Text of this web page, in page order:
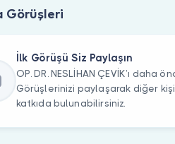
Görüşleri
İlk Görüşü Siz Paylaşın
OP. DR. NESLİHAN ÇEVİK’ı daha
Görüşlerinizi paylaşarak diğer
katkıda bulunabilirsiniz.